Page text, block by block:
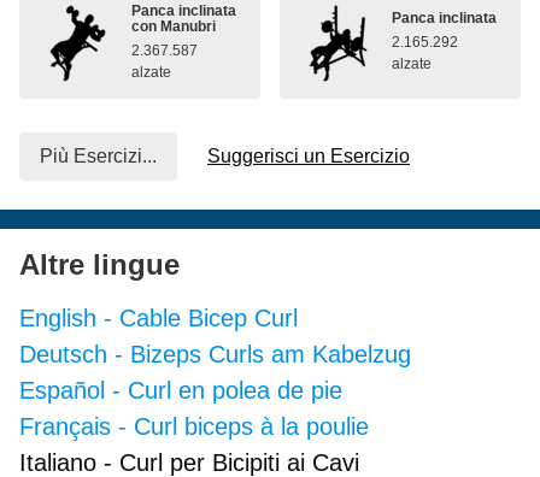
Panca inclinata
con Manubri
2.367.587
alzate
Panca inclinata
2.165.292
alzate
Più Esercizi... Suggerisci un Esercizio
Altre lingue
English - Cable Bicep Curl
Deutsch - Bizeps Curls am Kabelzug
Español - Curl en polea de pie
Français - Curl biceps à la poulie
Italiano - Curl per Bicipiti ai Cavi